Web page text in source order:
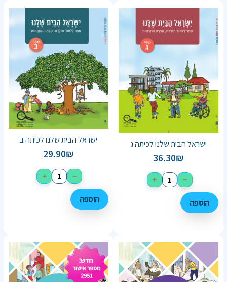
ישראל הבית שלנו לכיתה ג
36.30₪
−
+
הוספה
ישראל הבית שלנו לכיתה ב
29.90₪
−
+
הוספה